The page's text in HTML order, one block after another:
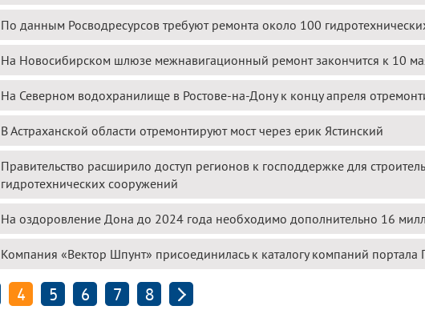
По данным Росводресурсов требуют ремонта около 100
На Новосибирском шлюзе межнавигационный ремонт закончится к 10
На Северном водохранилище в Ростове-на-Дону к концу апреля
В Астраханской области отремонтируют мост через ерик Ястинский
Правительство расширило доступ регионов к господдержке для
гидротехнических сооружений
На оздоровление Дона до 2024 года необходимо дополнительно 16
Компания «Вектор Шпунт» присоединилась к каталогу компаний портала
4 5 6 7 8